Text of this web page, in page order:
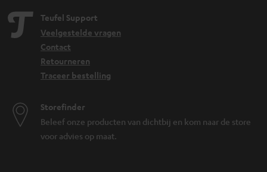
Teufel Support
Veelgestelde vragen
Contact
Retourneren
Traceer bestelling
Storefinder
Beleef onze producten van dichtbij en kom naar de store
voor advies op maat.